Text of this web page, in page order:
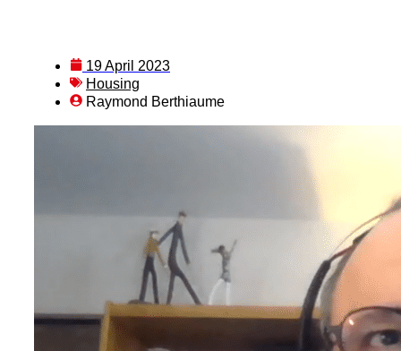
19 April 2023
Housing
Raymond Berthiaume